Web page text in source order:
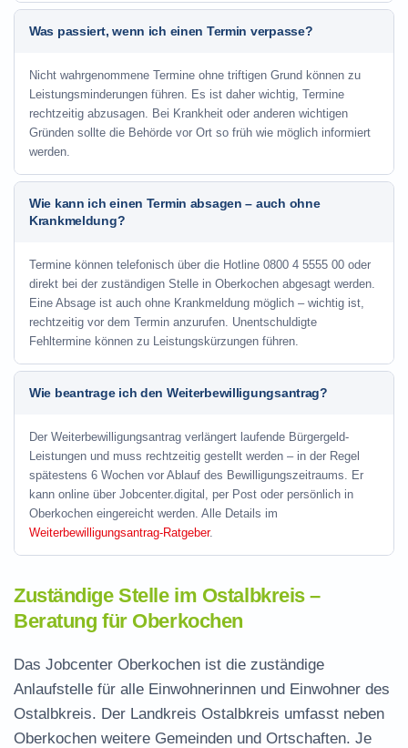
Was passiert, wenn ich einen Termin verpasse?
Nicht wahrgenommene Termine ohne triftigen Grund können zu
Leistungsminderungen führen. Es ist daher wichtig, Termine
rechtzeitig abzusagen. Bei Krankheit oder anderen wichtigen
Gründen sollte die Behörde vor Ort so früh wie möglich informiert
werden.
Wie kann ich einen Termin absagen – auch ohne
Krankmeldung?
Termine können telefonisch über die Hotline 0800 4 5555 00 oder
direkt bei der zuständigen Stelle in Oberkochen abgesagt werden.
Eine Absage ist auch ohne Krankmeldung möglich – wichtig ist,
rechtzeitig vor dem Termin anzurufen. Unentschuldigte
Fehltermine können zu Leistungskürzungen führen.
Wie beantrage ich den Weiterbewilligungsantrag?
Der Weiterbewilligungsantrag verlängert laufende Bürgergeld-
Leistungen und muss rechtzeitig gestellt werden – in der Regel
spätestens 6 Wochen vor Ablauf des Bewilligungszeitraums. Er
kann online über Jobcenter.digital, per Post oder persönlich in
Oberkochen eingereicht werden. Alle Details im
Weiterbewilligungsantrag-Ratgeber.
Zuständige Stelle im Ostalbkreis –
Beratung für Oberkochen
Das Jobcenter Oberkochen ist die zuständige
Anlaufstelle für alle Einwohnerinnen und Einwohner des
Ostalbkreis. Der Landkreis Ostalbkreis umfasst neben
Oberkochen weitere Gemeinden und Ortschaften. Je